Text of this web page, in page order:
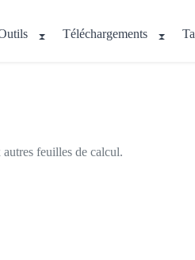
Téléchargements
feuilles de calcul.